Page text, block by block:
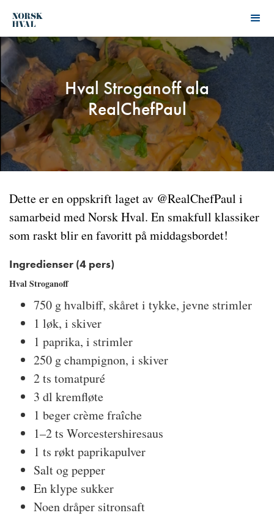
Hval Stroganoff ala
RealChefPaul
Dette er en oppskrift laget av @RealChefPaul i
samarbeid med Norsk Hval. En smakfull klassiker
som raskt blir en favoritt på middagsbordet!
Ingredienser (4 pers)
Hval Stroganoff
750 g hvalbiff, skåret i tykke, jevne strimler
1 løk, i skiver
1 paprika, i strimler
250 g champignon, i skiver
2 ts tomatpuré
3 dl kremfløte
1 beger crème fraîche
1–2 ts Worcestershiresaus
1 ts røkt paprikapulver
Salt og pepper
En klype sukker
Noen dråper sitronsaft